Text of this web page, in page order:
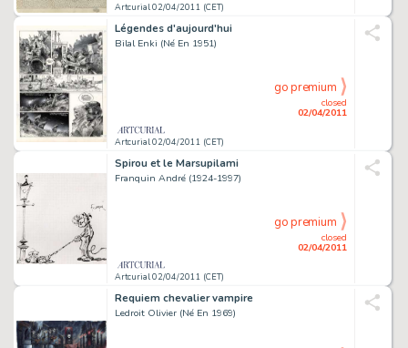
Artcurial 02/04/2011 (CET)
Légendes d'aujourd'hui
Bilal Enki (Né En 1951)
Artcurial 02/04/2011 (CET)
closed
02/04/2011
go premium
Spirou et le Marsupilami
Franquin André (1924-1997)
Artcurial 02/04/2011 (CET)
closed
02/04/2011
go premium
Requiem chevalier vampire
Ledroit Olivier (Né En 1969)